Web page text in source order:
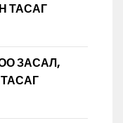
ТАСАГ
ЗАСАЛ,